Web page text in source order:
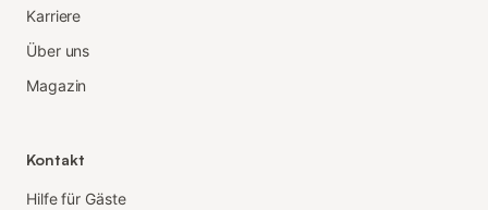
Karriere
Über uns
Magazin
Kontakt
Hilfe für Gäste